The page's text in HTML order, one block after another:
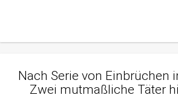
Nach Serie von Einbrüchen
Zwei mutmaßliche Täter